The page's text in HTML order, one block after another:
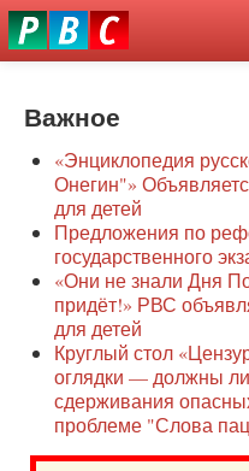
Перейти
к
О нас
Защита семей
Образование
Наше
Регионы
Видео
Важное
«Энциклопедия
Онегин"»
для детей
Предложения по
государственного
«Они не знали Дня
придёт!» РВС
для детей
Круглый стол
оглядки — должны
сдерживания
проблеме "Слова